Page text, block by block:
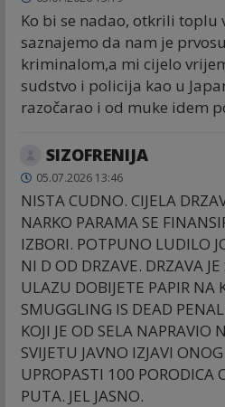
Ko bi se nadao, otkrili toplu
saznajemo da nam je
kriminalom,a mi cijelo
sudstvo i policija kao u
razočarao i od muke idem
SIZOFRENIJA
05.07.2026 13:46
NISTA CUDNO. CIJELA
NARKO PARAMA SE
IZBORI. POTPUNO LUDILO
NI D OD DRZAVE. DRZAVA
ULAZU DOBIJETE PAPIR NA
SMUGGLING IS DEAD
KOJI JE OD SELA NAPRAVIO
SVIJETU JAVNO IZJAVI
UPROPASTI 100 PORODICA
PUTA. JEL JASNO.